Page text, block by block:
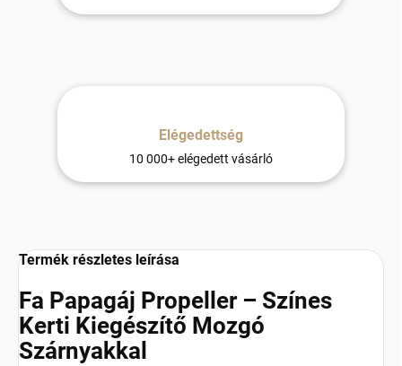
Elégedettség
10 000+ elégedett vásárló
Termék részletes leírása
Fa Papagáj Propeller – Színes
Kerti Kiegészítő Mozgó
Szárnyakkal